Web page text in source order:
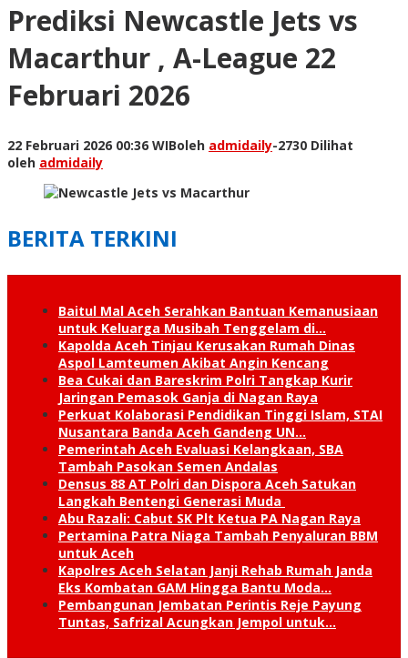
Prediksi Newcastle Jets vs
Macarthur , A-League 22
Februari 2026
22 Februari 2026 00:36 WIBoleh admidaily-2730 Dilihat
oleh admidaily
BERITA TERKINI
Baitul Mal Aceh Serahkan Bantuan Kemanusiaan
untuk Keluarga Musibah Tenggelam di…
Kapolda Aceh Tinjau Kerusakan Rumah Dinas
Aspol Lamteumen Akibat Angin Kencang
Bea Cukai dan Bareskrim Polri Tangkap Kurir
Jaringan Pemasok Ganja di Nagan Raya
Perkuat Kolaborasi Pendidikan Tinggi Islam, STAI
Nusantara Banda Aceh Gandeng UN…
Pemerintah Aceh Evaluasi Kelangkaan, SBA
Tambah Pasokan Semen Andalas
Densus 88 AT Polri dan Dispora Aceh Satukan
Langkah Bentengi Generasi Muda
Abu Razali: Cabut SK Plt Ketua PA Nagan Raya
Pertamina Patra Niaga Tambah Penyaluran BBM
untuk Aceh
Kapolres Aceh Selatan Janji Rehab Rumah Janda
Eks Kombatan GAM Hingga Bantu Moda…
Pembangunan Jembatan Perintis Reje Payung
Tuntas, Safrizal Acungkan Jempol untuk…